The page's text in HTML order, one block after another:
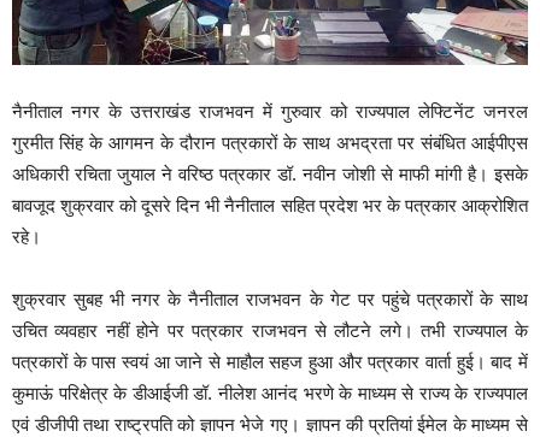
नैनीताल नगर के उत्तराखंड राजभवन में गुरुवार को राज्यपाल लेफ्टिनेंट जनरल
गुरमीत सिंह के आगमन के दौरान पत्रकारों के साथ अभद्रता पर संबंधित आईपीएस
अधिकारी रचिता जुयाल ने वरिष्ठ पत्रकार डॉ. नवीन जोशी से माफी मांगी है। इसके
बावजूद शुक्रवार को दूसरे दिन भी नैनीताल सहित प्रदेश भर के पत्रकार आक्रोशित
रहे।
शुक्रवार सुबह भी नगर के नैनीताल राजभवन के गेट पर पहुंचे पत्रकारों के साथ
उचित व्यवहार नहीं होने पर पत्रकार राजभवन से लौटने लगे। तभी राज्यपाल के
पत्रकारों के पास स्वयं आ जाने से माहौल सहज हुआ और पत्रकार वार्ता हुई। बाद में
कुमाऊं परिक्षेत्र के डीआईजी डॉ. नीलेश आनंद भरणे के माध्यम से राज्य के राज्यपाल
एवं डीजीपी तथा राष्ट्रपति को ज्ञापन भेजे गए। ज्ञापन की प्रतियां ईमेल के माध्यम से